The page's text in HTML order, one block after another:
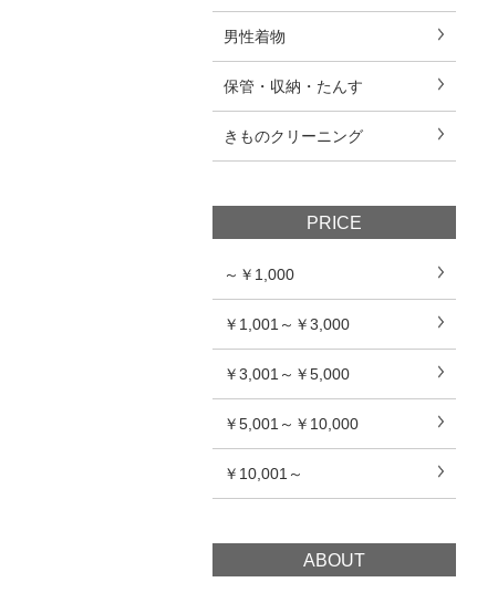
男性着物
保管・収納・たんす
きものクリーニング
PRICE
～￥1,000
￥1,001～￥3,000
￥3,001～￥5,000
￥5,001～￥10,000
￥10,001～
ABOUT